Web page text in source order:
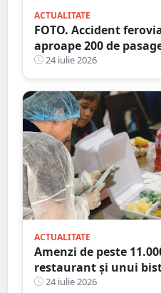
ACTUALITATE
FOTO. Accident
aproape 200 de
autocisternă, care a
24 iulie 2026
ACTUALITATE
Amenzi de peste
restaurant și unui
unde mâncați
24 iulie 2026